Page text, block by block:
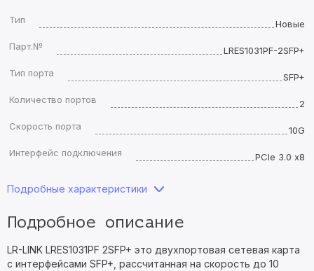
Тип
Новые
Парт.№
LRES1031PF-2SFP+
Тип порта
SFP+
Количество портов
2
Скорость порта
10G
Интерфейс подключения
PCIe 3.0 x8
Подробные характеристики
Подробное описание
LR-LINK LRES1031PF 2SFP+ это двухпортовая сетевая карта
с интерфейсами SFP+, рассчитанная на скорость до 10